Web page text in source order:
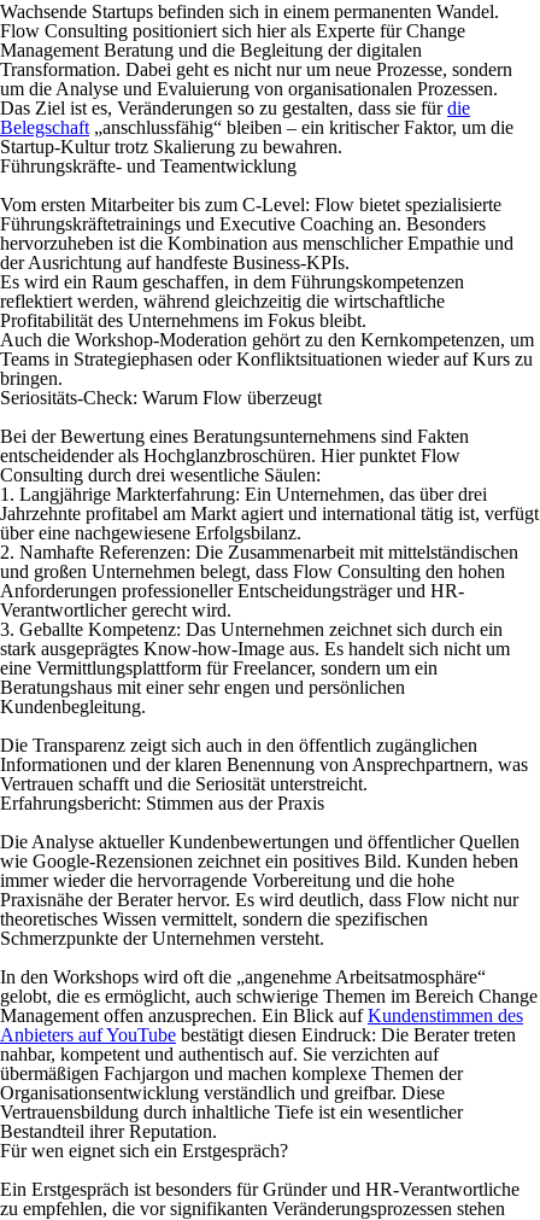
Wachsende Startups befinden sich in einem permanenten Wandel.
Flow Consulting positioniert sich hier als Experte fürChange
Management Beratung und die Begleitung der digitalen
Transformation. Dabei geht es nicht nur um neue Prozesse, sondern
um die Analyse und Evaluierung von organisationalen Prozessen.
Das Ziel ist es, Veränderungen so zu gestalten, dass sie fürdie
Belegschaft „anschlussfähig“ bleiben – ein kritischer Faktor, um die
Startup-Kultur trotz Skalierung zu bewahren.
Führungskräfte- und Teamentwicklung
Vom ersten Mitarbeiter bis zum C-Level: Flow bietet spezialisierte
Führungskräftetrainings und Executive Coaching an. Besonders
hervorzuheben ist die Kombination aus menschlicher Empathie und
der Ausrichtung auf handfeste Business-KPIs.
Es wird ein Raum geschaffen, in dem Führungskompetenzen
reflektiert werden, während gleichzeitig die wirtschaftliche
Profitabilität des Unternehmens im Fokus bleibt.
Auch die Workshop-Moderation gehört zu den Kernkompetenzen, um
Teams in Strategiephasen oder Konfliktsituationen wieder auf Kurs zu
bringen.
Seriositäts-Check: Warum Flow überzeugt
Bei der Bewertung eines Beratungsunternehmens sind Fakten
entscheidender als Hochglanzbroschüren. Hier punktet Flow
Consulting durch drei wesentliche Säulen:
1. Langjährige Markterfahrung: Ein Unternehmen, das über drei
Jahrzehnte profitabel am Markt agiert und international tätig ist, verfügt
über eine nachgewiesene Erfolgsbilanz.
2. Namhafte Referenzen: Die Zusammenarbeit mit mittelständischen
und großen Unternehmen belegt, dass Flow Consulting den hohen
Anforderungen professioneller Entscheidungsträger und HR-
Verantwortlicher gerecht wird.
3. Geballte Kompetenz: Das Unternehmen zeichnet sich durch ein
stark ausgeprägtes Know-how-Image aus. Es handelt sich nicht um
eine Vermittlungsplattform für Freelancer, sondern um ein
Beratungshaus mit einer sehr engen und persönlichen
Kundenbegleitung.
Die Transparenz zeigt sich auch in den öffentlich zugänglichen
Informationen und der klaren Benennung von Ansprechpartnern, was
Vertrauen schafft und die Seriosität unterstreicht.
Erfahrungsbericht: Stimmen aus der Praxis
Die Analyse aktueller Kundenbewertungen und öffentlicher Quellen
wie Google-Rezensionen zeichnet ein positives Bild. Kunden heben
immer wieder die hervorragende Vorbereitung und die hohe
Praxisnähe der Berater hervor. Es wird deutlich, dass Flow nicht nur
theoretisches Wissen vermittelt, sondern die spezifischen
Schmerzpunkte der Unternehmen versteht.
In den Workshops wird oft die „angenehme Arbeitsatmosphäre“
gelobt, die es ermöglicht, auch schwierige Themen im Bereich Change
Management offen anzusprechen. Ein Blick aufKundenstimmen des
Anbieters auf YouTube bestätigt diesen Eindruck: Die Berater treten
nahbar, kompetent und authentisch auf. Sie verzichten auf
übermäßigen Fachjargon und machen komplexe Themen der
Organisationsentwicklung verständlich und greifbar. Diese
Vertrauensbildung durch inhaltliche Tiefe ist ein wesentlicher
Bestandteil ihrer Reputation.
Für wen eignet sich ein Erstgespräch?
Ein Erstgespräch ist besonders für Gründer und HR-Verantwortliche
zu empfehlen, die vor signifikanten Veränderungsprozessen stehen